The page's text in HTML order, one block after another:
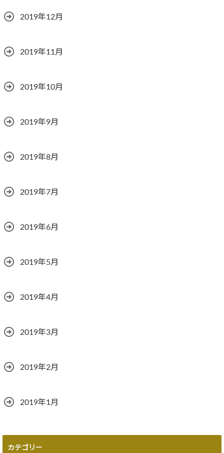
2019年12月
2019年11月
2019年10月
2019年9月
2019年8月
2019年7月
2019年6月
2019年5月
2019年4月
2019年3月
2019年2月
2019年1月
カテゴリー